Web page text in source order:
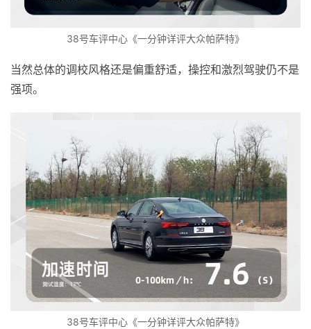
38号车评中心《一分钟详评大众帕萨特》
当然总体的调校风格还是偏重舒适，操控和激烈驾驶仍不是
强项。
38号车评中心《一分钟详评大众帕萨特》